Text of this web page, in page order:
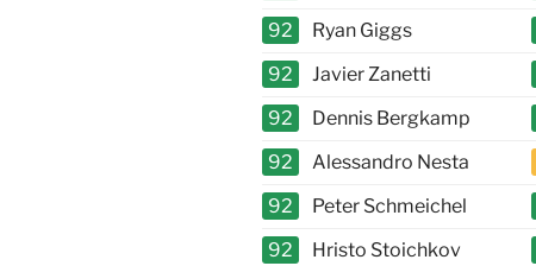
92
Ryan Giggs
92
Javier Zanetti
92
Dennis Bergkamp
92
Alessandro Nesta
92
Peter Schmeichel
92
Hristo Stoichkov